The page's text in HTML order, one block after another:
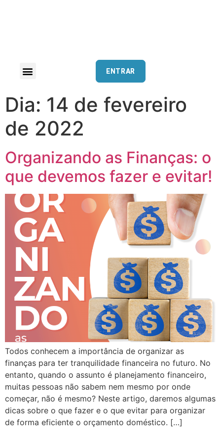
ENTRAR
Dia: 14 de fevereiro
de 2022
Organizando as Finanças: o
que devemos fazer e evitar!
Todos conhecem a importância de organizar as
finanças para ter tranquilidade financeira no futuro. No
entanto, quando o assunto é planejamento financeiro,
muitas pessoas não sabem nem mesmo por onde
começar, não é mesmo? Neste artigo, daremos algumas
dicas sobre o que fazer e o que evitar para organizar
de forma eficiente o orçamento doméstico. […]